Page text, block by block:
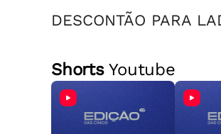
DESCONTÃO PARA
ShortsYoutube